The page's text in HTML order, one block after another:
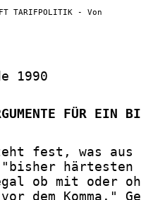
TARIFPOLITIK - Von
1990
FÜR EIN
fest, was
ob mit oder
dem Komma."